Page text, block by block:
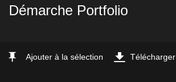
Démarche Portfolio
Ajouter à la sélection Télécharger